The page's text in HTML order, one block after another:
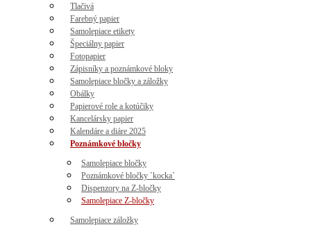
Tlačivá
Farebný papier
Samolepiace etikety
Špeciálny papier
Fotopapier
Zápisníky a poznámkové bloky
Samolepiace bločky a záložky
Obálky
Papierové role a kotúčiky
Kancelársky papier
Kalendáre a diáre 2025
Poznámkové bločky
Samolepiace bločky
Poznámkové bločky `kocka`
Dispenzory na Z-bločky
Samolepiace Z-bločky
Samolepiace záložky